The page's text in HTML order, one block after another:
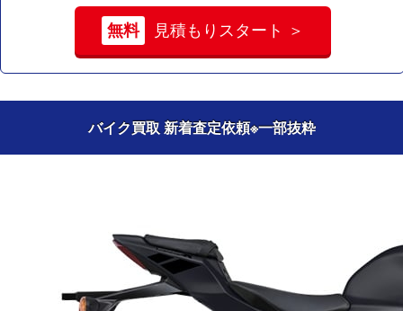
無料 見積もりスタート ＞
バイク買取 新着査定依頼※一部抜粋